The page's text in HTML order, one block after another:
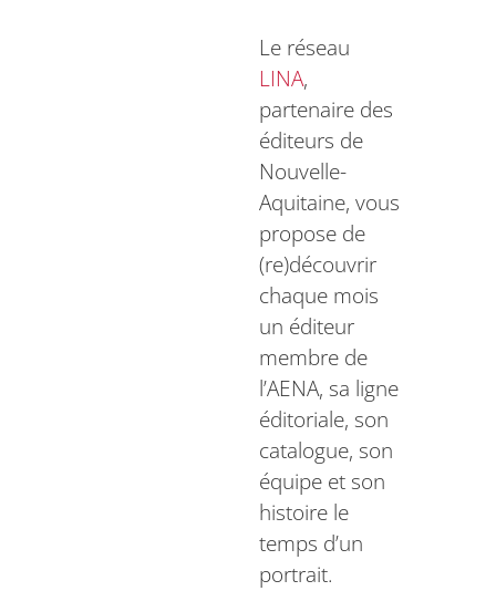
Le réseau
LINA,
partenaire des
éditeurs de
Nouvelle-
Aquitaine, vous
propose de
(re)découvrir
chaque mois
un éditeur
membre de
l’AENA, sa ligne
éditoriale, son
catalogue, son
équipe et son
histoire le
temps d’un
portrait.